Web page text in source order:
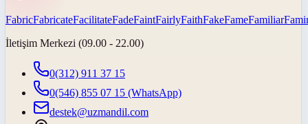
FabricFabricateFacilitateFadeFaintFairlyFaithFakeFameFamiliar
İletişim Merkezi (09.00 - 22.00)
0(312) 911 37 15
0(546) 855 07 15 (WhatsApp)
destek@uzmandil.com